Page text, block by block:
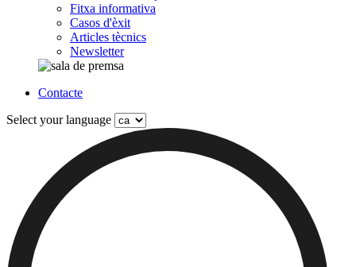
Fitxa informativa
Casos d'èxit
Articles tècnics
Newsletter
Contacte
Select your language